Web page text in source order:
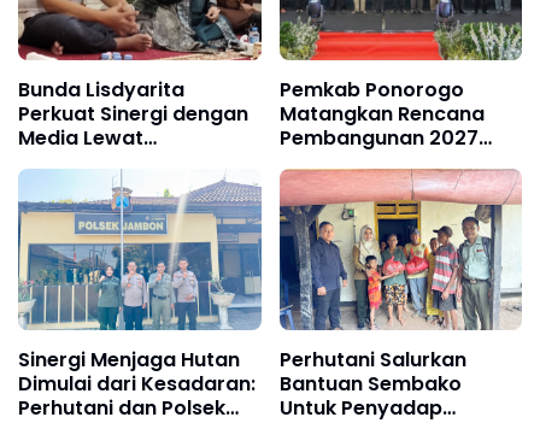
Bunda Lisdyarita
Perkuat Sinergi dengan
Media Lewat
Momentum Ramadan
Pemkab Ponorogo
Matangkan Rencana
Pembangunan 2027
Lewat Musrenbang
Sinergi Menjaga Hutan
Dimulai dari Kesadaran:
Perhutani dan Polsek
Perhutani Salurkan
Bantuan Sembako
Untuk Penyadap